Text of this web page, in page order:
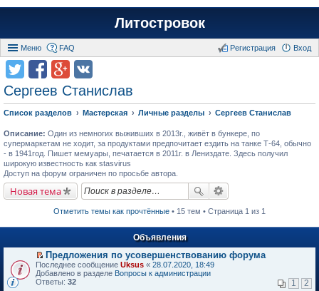
Литостровок
Меню FAQ Вход
Регистрация
Сергеев Станислав
Список разделов Мастерская Личные разделы Сергеев Станислав
Описание: Один из немногих выживших в 2013г., живёт в бункере, по
супермаркетам не ходит, за продуктами предпочитает ездить на танке Т-64, обычно
- в 1941год. Пишет мемуары, печатается в 2011г. в Лениздате. Здесь получил
широкую известность как stasvirus
Доступ на форум ограничен по просьбе автора.
Новая тема
Отметить темы как прочтённые • 15 тем • Страница 1 из 1
Объявления
П
е
р
Предложения по усовершенствованию форума
Последнее сообщение Uksus « 28.07.2020, 18:49
Добавлено в разделе Вопросы к администрации
Ответы: 32 1 2